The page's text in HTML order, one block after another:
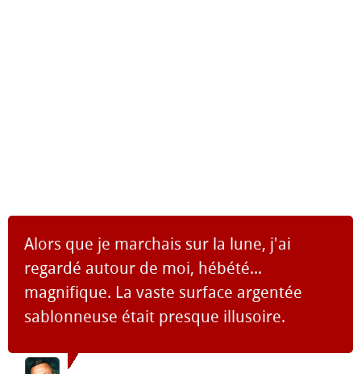
Alors que je marchais sur la lune, j'ai
regardé autour de moi, hébété...
magnifique. La vaste surface argentée
sablonneuse était presque illusoire.